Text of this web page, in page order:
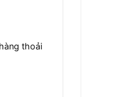
thoải